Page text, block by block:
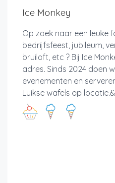
Ice Monkey
Op zoek naar een leuke
bedrijfsfeest, jubileum,
bruiloft, etc ? Bij Ice
adres. Sinds 2024 doen
evenementen en
Luikse wafels op